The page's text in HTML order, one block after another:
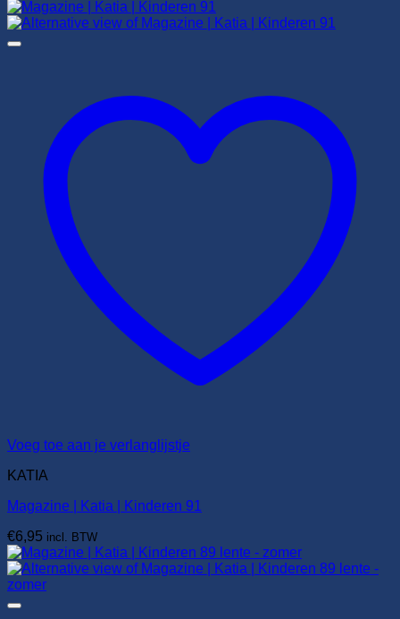
Voeg toe aan je verlanglijstje
KATIA
Magazine | Katia | Kinderen 91
€6,95 incl. BTW